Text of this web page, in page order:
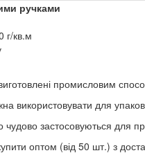
ручками
г/кв.м
промисловим
використовувати для
застосовуються для
оптом (від 50 шт.) з